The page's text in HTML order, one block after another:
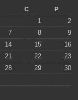
C P
1
2
7 8
9
14 15
16
21 22
23
28 29
30